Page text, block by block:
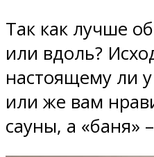
Так как лучше
или вдоль?
настоящему ли у
или же вам
сауны, а «баня»